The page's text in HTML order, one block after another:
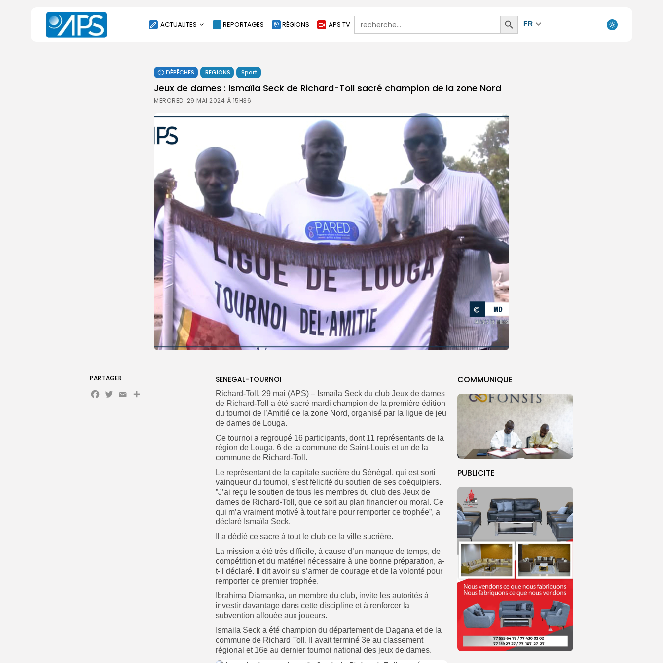
ACTUALITES
SOCIÉTÉ
ÉCONOMIE
CULTURE
SPORT
ENVIRONNEMENT
INTERNATIONAL
SANTE
REPORTAGES RÉGIONS APS TV
Search
for:
Search
Button
FR
DÉPÊCHES REGIONS Sport
Jeux de dames : Ismaïla Seck de Richard-Toll sacré champion de la zone Nord
MERCREDI 29 MAI 2024 À 15H36
COMMUNIQUE
PUBLICITE
SENEGAL-TOURNOI
Richard-Toll, 29 mai (APS) – Ismaïla Seck du club Jeux de dames
de Richard-Toll a été sacré mardi champion de la première édition
du tournoi de l’Amitié de la zone Nord, organisé par la ligue de jeu
de dames de Louga.
Ce tournoi a regroupé 16 participants, dont 11 représentants de la
région de Louga, 6 de la commune de Saint-Louis et un de la
commune de Richard-Toll.
Le représentant de la capitale sucrière du Sénégal, qui est sorti
vainqueur du tournoi, s’est félicité du soutien de ses coéquipiers.
”J’ai reçu le soutien de tous les membres du club des Jeux de
dames de Richard-Toll, que ce soit au plan financier ou moral. Ce
qui m’a vraiment motivé à tout faire pour remporter ce trophée”, a
déclaré Ismaïla Seck.
Il a dédié ce sacre à tout le club de la ville sucrière.
La mission a été très difficile, à cause d’un manque de temps, de
compétition et du matériel nécessaire à une bonne préparation, a-
t-il déclaré. Il dit avoir su s’armer de courage et de la volonté pour
remporter ce premier trophée.
Ibrahima Diamanka, un membre du club, invite les autorités à
investir davantage dans cette discipline et à renforcer la
subvention allouée aux joueurs.
Ismaila Seck a été champion du département de Dagana et de la
commune de Richard Toll.
Il avait terminé 3e au classement
régional et 16e au dernier tournoi national des jeux de dames.
PARTAGER
Facebook
Twitter
EmailPartager